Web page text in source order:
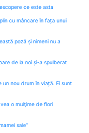
ce este asta
cu mâncare în fața unui
poză și nimeni nu a
de la noi și-a spulberat
un nou drum în viață. Ei sunt
o mulţime de flori
sale”